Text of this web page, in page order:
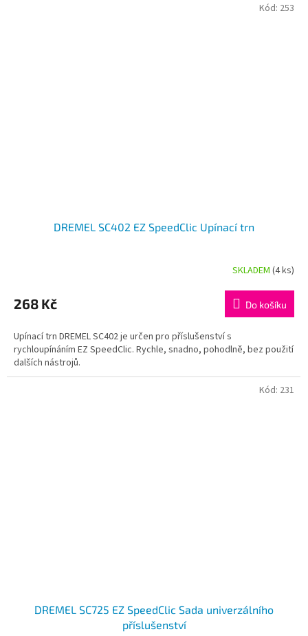
DREMEL SC402 EZ SpeedClic Upínací trn
SKLADEM (4 ks)
268 Kč Do košíku
Upínací trn DREMEL SC402 je určen pro příslušenství s
rychloupínáním EZ SpeedClic. Rychle, snadno, pohodlně, bez použití
dalších nástrojů.
Kód: 253
DREMEL SC725 EZ SpeedClic Sada univerzálního
příslušenství
Kód: 231